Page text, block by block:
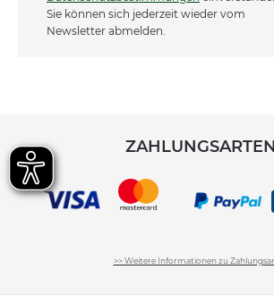
Sie können sich jederzeit wieder vom
Newsletter abmelden.
ZAHLUNGSARTEN
>> Weitere Informationen zu